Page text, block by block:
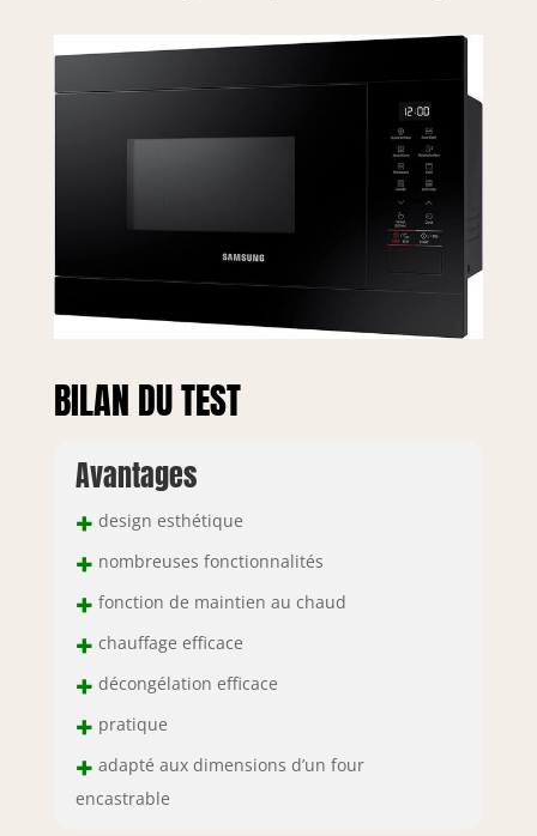
BILAN DU TEST
Avantages
+ design esthétique
+ nombreuses fonctionnalités
+ fonction de maintien au chaud
+ chauffage efficace
+ décongélation efficace
+ pratique
+ adapté aux dimensions d’un four
encastrable